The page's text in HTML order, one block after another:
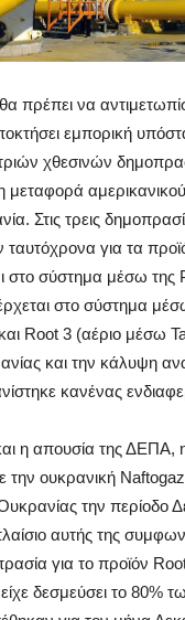
πρέπει να
εμπορική
χθεσινών
μεταφορά
Στις τρεις
για τα
στο σύστημα μέσω
στο σύστημα
Root 3 (αέριο μέσω
και την κάλυψη
κανένας
και η απουσία της
ουκρανική Naftogaz
την περίοδο
αυτής της
για το προϊόν
δεσμεύσει το 80%